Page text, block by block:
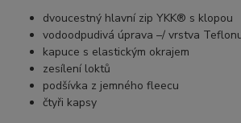
dvoucestný hlavní zip YKK® s klopou
vodoodpudivá úprava –/ vrstva
kapuce s elastickým okrajem
zesílení loktů
podšívka z jemného fleecu
čtyři kapsy